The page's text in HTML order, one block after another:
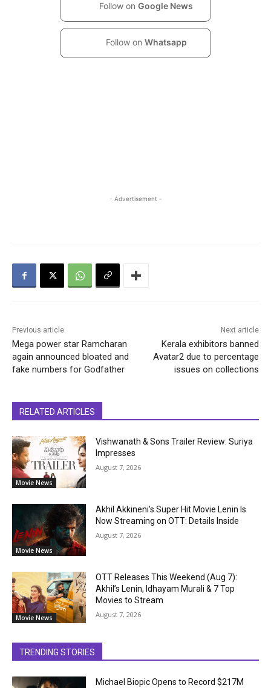
Follow on Google News
Follow on Whatsapp
- Advertisement -
Previous article
Mega power star Ramcharan
again announced bloated and
fake numbers for Godfather
Next article
Kerala exhibitors banned
Avatar2 due to percentage
issues on collections
RELATED ARTICLES
Movie News
Vishwanath & Sons Trailer Review: Suriya
Impresses
August 7, 2026
Movie News
Akhil Akkineni’s Super Hit Movie Lenin Is
Now Streaming on OTT: Details Inside
August 7, 2026
Movie News
OTT Releases This Weekend (Aug 7):
Akhil’s Lenin, Idhayam Murali & 7 Top
Movies to Stream
August 7, 2026
TRENDING STORIES
Michael Biopic Opens to Record $217M